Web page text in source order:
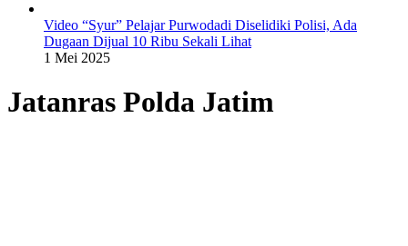
Video “Syur” Pelajar Purwodadi Diselidiki Polisi, Ada
Dugaan Dijual 10 Ribu Sekali Lihat
1 Mei 2025
Jatanras Polda Jatim